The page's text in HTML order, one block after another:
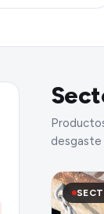
desgaste